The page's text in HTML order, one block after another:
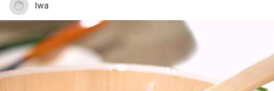
Iwa